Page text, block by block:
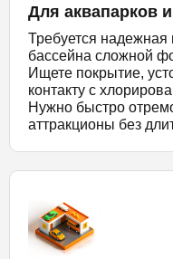
Для аквапарков
Требуется
бассейна сложной
Ищете покрытие,
контакту с
Нужно быстро
аттракционы без